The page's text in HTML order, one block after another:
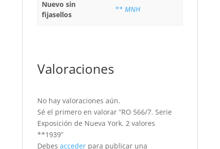
Nuevo sin
fijasellos
** MNH
Valoraciones
No hay valoraciones aún.
Sé el primero en valorar “RO 566/7. Serie
Exposición de Nueva York. 2 valores
**1939”
Debes accederpara publicar una